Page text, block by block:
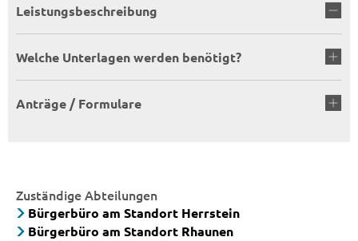
Leistungsbeschreibung
Welche Unterlagen werden benötigt?
Anträge / Formulare
Zuständige Abteilungen
Bürgerbüro am Standort Herrstein
Bürgerbüro am Standort Rhaunen